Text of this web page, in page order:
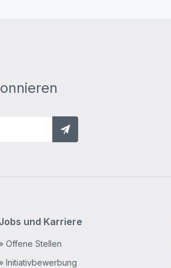
Jobs und Karriere
» Offene Stellen
» Initiativbewerbung